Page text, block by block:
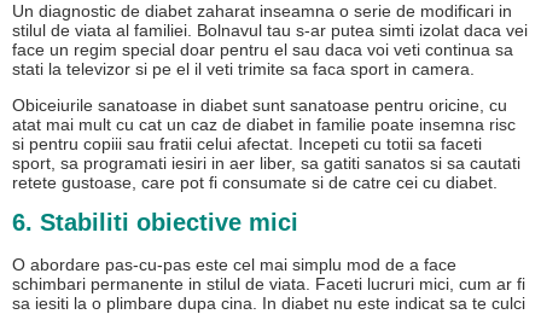
Un diagnostic de diabet zaharat inseamna o serie de modificari in
stilul de viata al familiei. Bolnavul tau s-ar putea simti izolat daca vei
face un regim special doar pentru el sau daca voi veti continua sa
stati la televizor si pe el il veti trimite sa faca sport in camera.
Obiceiurile sanatoase in diabet sunt sanatoase pentru oricine, cu
atat mai mult cu cat un caz de diabet in familie poate insemna risc
si pentru copiii sau fratii celui afectat. Incepeti cu totii sa faceti
sport, sa programati iesiri in aer liber, sa gatiti sanatos si sa cautati
retete gustoase, care pot fi consumate si de catre cei cu diabet.
6. Stabiliti obiective mici
O abordare pas-cu-pas este cel mai simplu mod de a face
schimbari permanente in stilul de viata. Faceti lucruri mici, cum ar fi
sa iesiti la o plimbare dupa cina. In diabet nu este indicat sa te culci